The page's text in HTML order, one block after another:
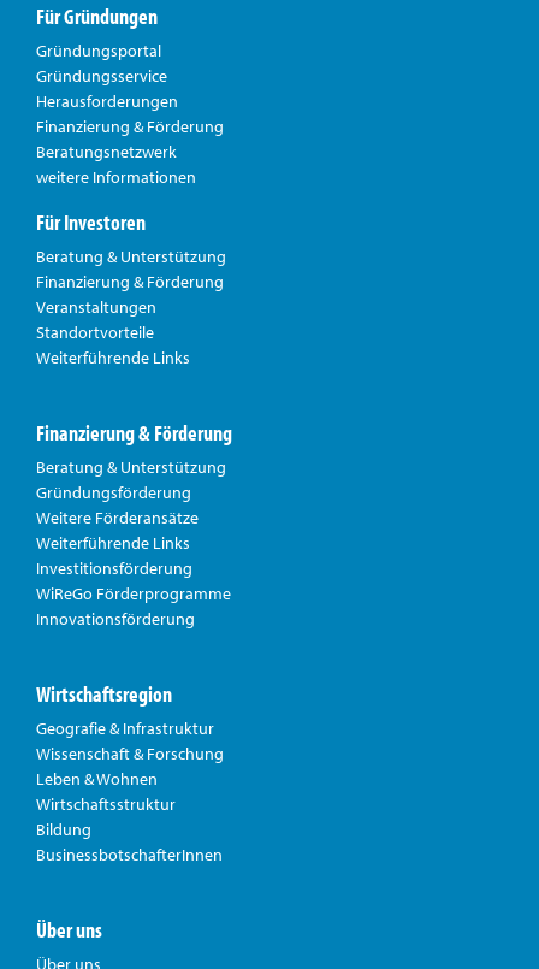
Für Gründungen
Gründungsportal
Gründungsservice
Herausforderungen
Finanzierung & Förderung
Beratungsnetzwerk
weitere Informationen
Für Investoren
Beratung & Unterstützung
Finanzierung & Förderung
Veranstaltungen
Standortvorteile
Weiterführende Links
Finanzierung & Förderung
Beratung & Unterstützung
Gründungsförderung
Weitere Förderansätze
Weiterführende Links
Investitionsförderung
WiReGo Förderprogramme
Innovationsförderung
Wirtschaftsregion
Geografie & Infrastruktur
Wissenschaft & Forschung
Leben & Wohnen
Wirtschaftsstruktur
Bildung
BusinessbotschafterInnen
Über uns
Über uns